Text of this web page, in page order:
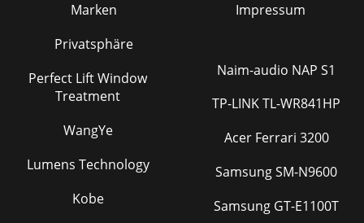
Marken
Privatsphäre
Impressum
Perfect Lift Window
Treatment
WangYe
Lumens Technology
Kobe
Naim-audio NAP S1
TP-LINK TL-WR841HP
Acer Ferrari 3200
Samsung SM-N9600
Samsung GT-E1100T